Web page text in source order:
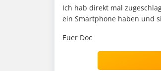
Ich hab direkt mal
ein Smartphone haben und
Euer Doc